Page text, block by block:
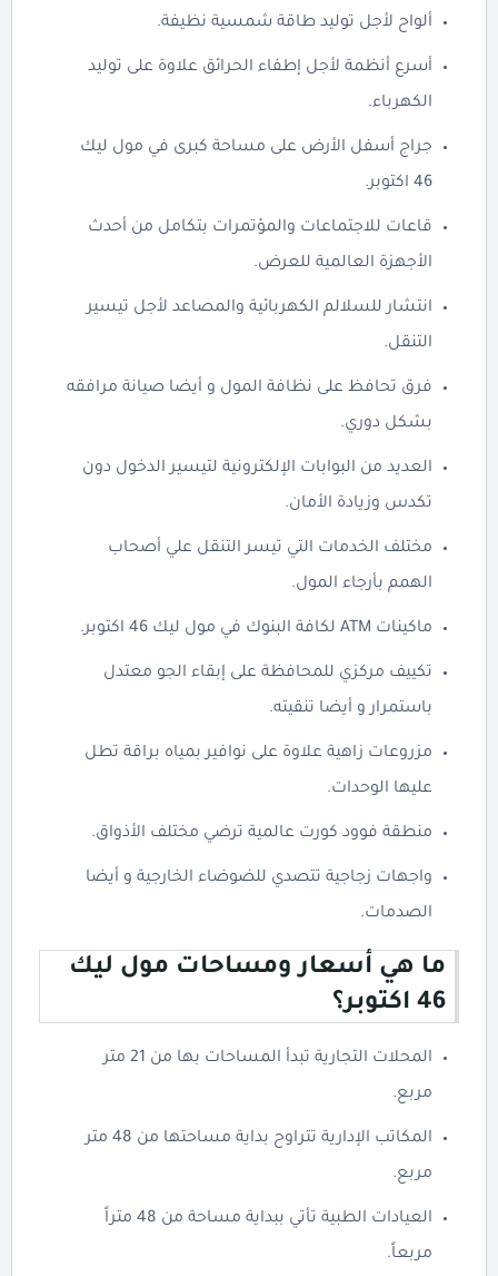
ألواح لأجل توليد طاقة شمسية نظيفة.
أسرع أنظمة لأجل إطفاء الحرائق علاوة على توليد
الكهرباء.
جراج أسفل الأرض على مساحة كبرى في مول ليك
46 اكتوبر.
قاعات للاجتماعات والمؤتمرات بتكامل من أحدث
الأجهزة العالمية للعرض.
انتشار للسلالم الكهربائية والمصاعد لأجل تيسير
التنقل.
فرق تحافظ على نظافة المول و أيضا صيانة مرافقه
بشكل دوري.
العديد من البوابات الإلكترونية لتيسير الدخول دون
تكدس وزيادة الأمان.
مختلف الخدمات التي تيسر التنقل علي أصحاب
الهمم بأرجاء المول.
ماكينات ATM لكافة البنوك في مول ليك 46 اكتوبر.
تكييف مركزي للمحافظة على إبقاء الجو معتدل
باستمرار و أيضا تنقيته.
مزروعات زاهية علاوة على نوافير بمياه براقة تطل
عليها الوحدات.
منطقة فوود كورت عالمية ترضي مختلف الأذواق.
واجهات زجاجية تتصدي للضوضاء الخارجية و أيضا
الصدمات.
ما هي أسعار ومساحات مول ليك
46 اكتوبر؟
المحلات التجارية تبدأ المساحات بها من 21 متر
مربع.
المكاتب الإدارية تتراوح بداية مساحتها من 48 متر
مربع.
العيادات الطبية تأتي ببداية مساحة من 48 متراً
مربعاً.